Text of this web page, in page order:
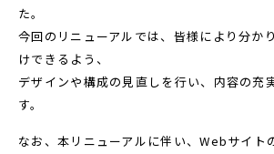
た。
今回のリニューアルでは、皆様により分か
けできるよう、
デザインや構成の見直しを行い、内容の充
す。
なお、本リニューアルに伴い、Webサイト